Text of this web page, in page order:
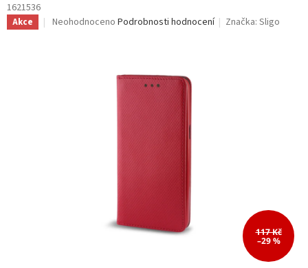
1621536
Akce
Průměrné
Neohodnoceno Podrobnosti hodnocení Značka:Sligo
117 Kč
–29 %